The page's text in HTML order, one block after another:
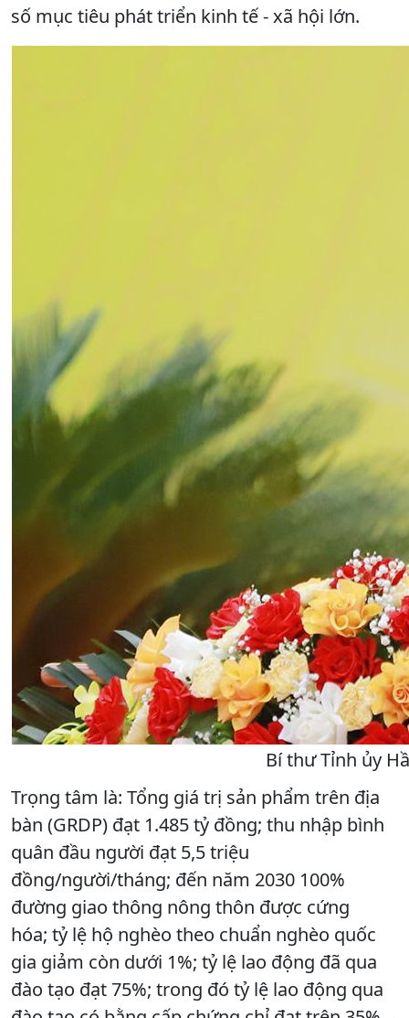
số mục tiêu phát triển kinh tế - xã hội lớn.
Bí thư Tỉnh ủy
Trọng tâm là: Tổng giá trị sản phẩm trên địa
bàn (GRDP) đạt 1.485 tỷ đồng; thu nhập bình
quân đầu người đạt 5,5 triệu
đồng/người/tháng; đến năm 2030 100%
đường giao thông nông thôn được cứng
hóa; tỷ lệ hộ nghèo theo chuẩn nghèo quốc
gia giảm còn dưới 1%; tỷ lệ lao động đã qua
đào tạo đạt 75%; trong đó tỷ lệ lao động qua